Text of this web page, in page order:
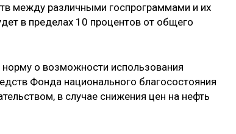
между различными госпрограммами и их
в пределах 10 процентов от общего
о возможности использования
Фонда национального благосостояния
в случае снижения цен на нефть